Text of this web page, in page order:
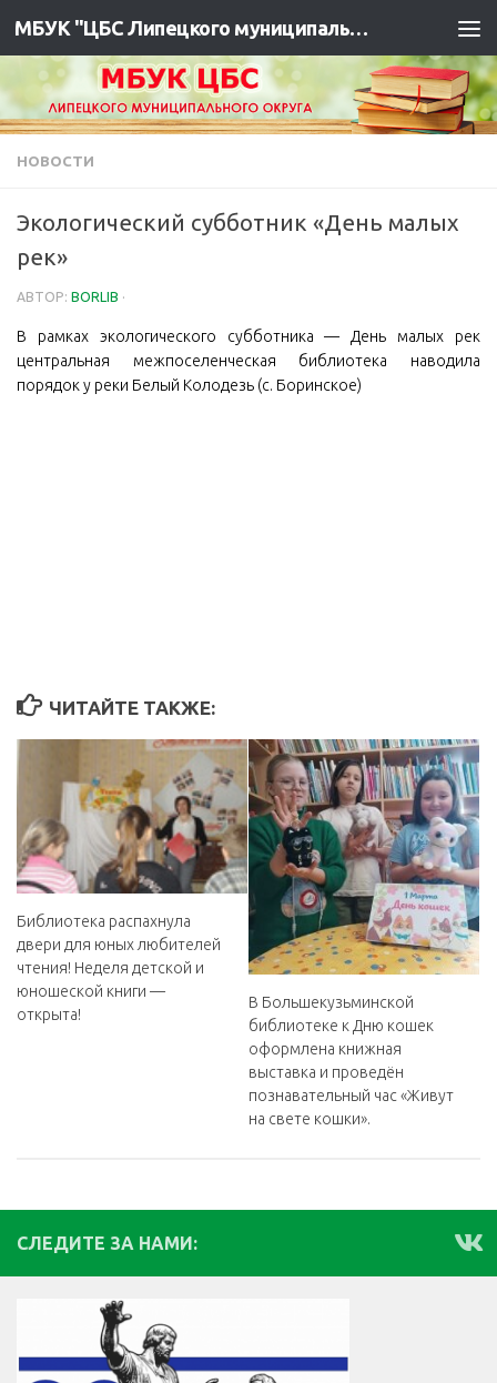
МБУК "ЦБС Липецкого муниципального района"
НОВОСТИ
Экологический субботник «День малых
рек»
АВТОР: BORLIB ·
В рамках экологического субботника — День малых рек
центральная межпоселенческая библиотека наводила
порядок у реки Белый Колодезь (с. Боринское)
ЧИТАЙТЕ ТАКЖЕ:
Библиотека распахнула
двери для юных любителей
чтения! Неделя детской и
юношеской книги —
открыта!
В Большекузьминской
библиотеке к Дню кошек
оформлена книжная
выставка и проведён
познавательный час «Живут
на свете кошки».
СЛЕДИТЕ ЗА НАМИ: